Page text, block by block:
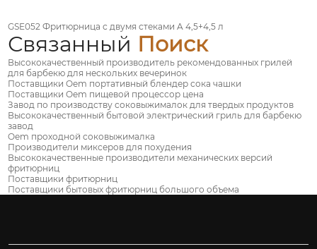
GSE052 Фритюрница с двумя стеками A 4,5+4,5 л
Связанный Поиск
Высококачественный производитель рекомендованных грилей
для барбекю для нескольких вечеринок
Поставщики Oem портативный блендер сока чашки
Поставщики Oem пищевой процессор цена
Завод по производству соковыжималок для твердых продуктов
Высококачественный бытовой электрический гриль для барбекю
завод
Oem проходной соковыжималка
Производители миксеров для похудения
Высококачественные производители механических версий
фритюрниц
Поставщики фритюрниц
Поставщики бытовых фритюрниц большого объема